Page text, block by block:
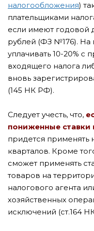
налогообложения)
плательщиками
если имеют годовой
рублей (ФЗ №176). На
уплачивать 10-20%
входящего налога
вновь
(145 НК РФ).
Следует учесть, что,
пониженные ставки
придется применять
кварталов. Кроме
сможет применять
товаров на
налогового агента
хозяйственных
исключений (ст.164